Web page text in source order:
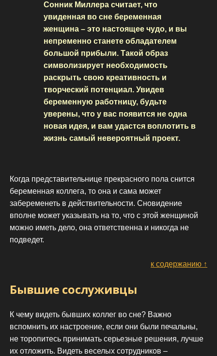
Сонник Миллера считает, что
увиденная во сне беременная
женщина – это настоящее чудо, и вы
непременно станете обладателем
большой прибыли. Такой образ
символизирует необходимость
раскрыть свою креативность и
творческий потенциал. Увидев
беременную работницу, будьте
уверены, что у вас появится не одна
новая идея, и вам удастся воплотить в
жизнь самый невероятный проект.
Когда представительнице прекрасного пола снится
беременная коллега, то она и сама может
забеременеть в действительности. Сновидение
вполне может указывать на то, что с этой женщиной
можно иметь дело, она ответственна и никогда не
подведет.
к содержанию ↑
Бывшие сослуживцы
К чему видеть бывших коллег во сне? Важно
вспомнить их настроение, если они были печальны,
не торопитесь принимать серьезные решения, лучше
их отложить. Видеть веселых сотрудников –